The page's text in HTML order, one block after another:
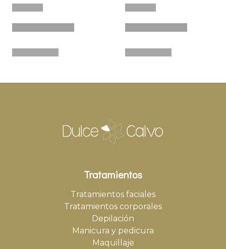
Tratamientos
Tratamientos faciales
Tratamientos corporales
Depilación
Manicura y pedicura
Maquillaje